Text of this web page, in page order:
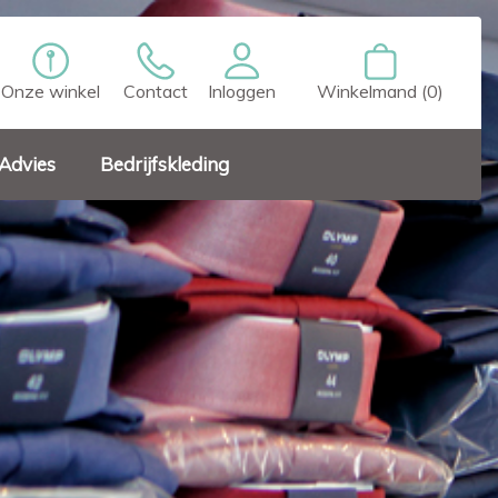
Onze winkel Contact Inloggen Winkelmand (0)
Bedrijfskleding